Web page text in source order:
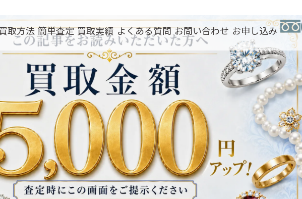
買取方法 簡単査定 買取実績 よくある質問 お問い合わせ お申し込み